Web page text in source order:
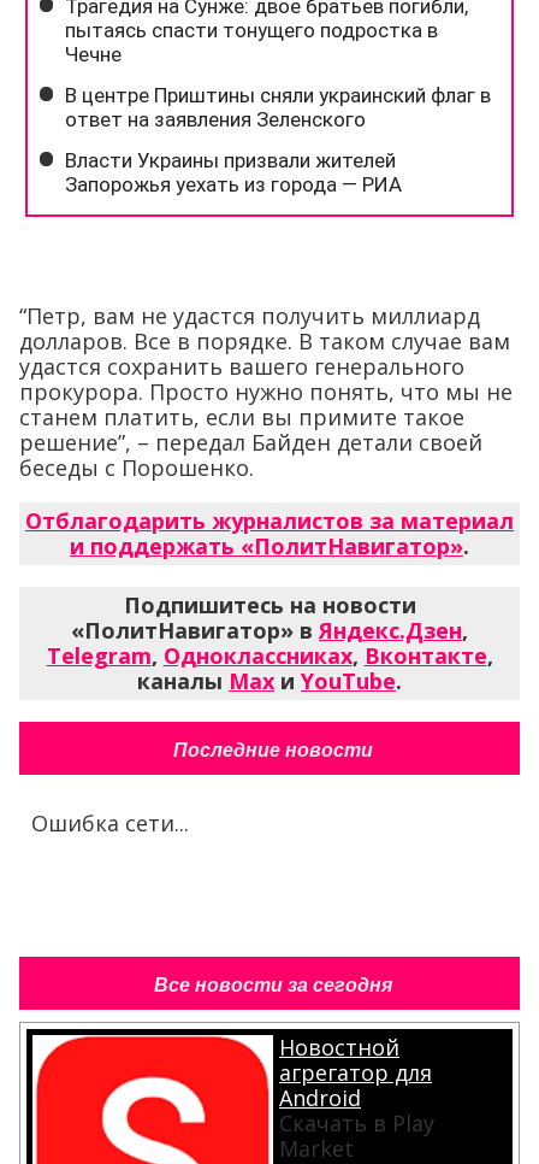
“Петр, вам не удастся получить миллиард
долларов. Все в порядке. В таком случае вам
удастся сохранить вашего генерального
прокурора. Просто нужно понять, что мы не
станем платить, если вы примите такое
решение”, – передал Байден детали своей
беседы с Порошенко.
Отблагодарить журналистов за материал
и поддержать «ПолитНавигатор».
Подпишитесь на новости
«ПолитНавигатор» в Яндекс.Дзен,
Telegram, Одноклассниках, Вконтакте,
каналы Max и YouTube.
Последние новости
Ошибка сети...
Все новости за сегодня
Новостной
агрегатор для
Android
Скачать в Play
Market